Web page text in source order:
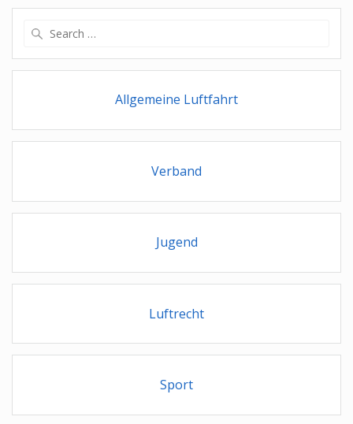
Allgemeine Luftfahrt
Verband
Jugend
Luftrecht
Sport